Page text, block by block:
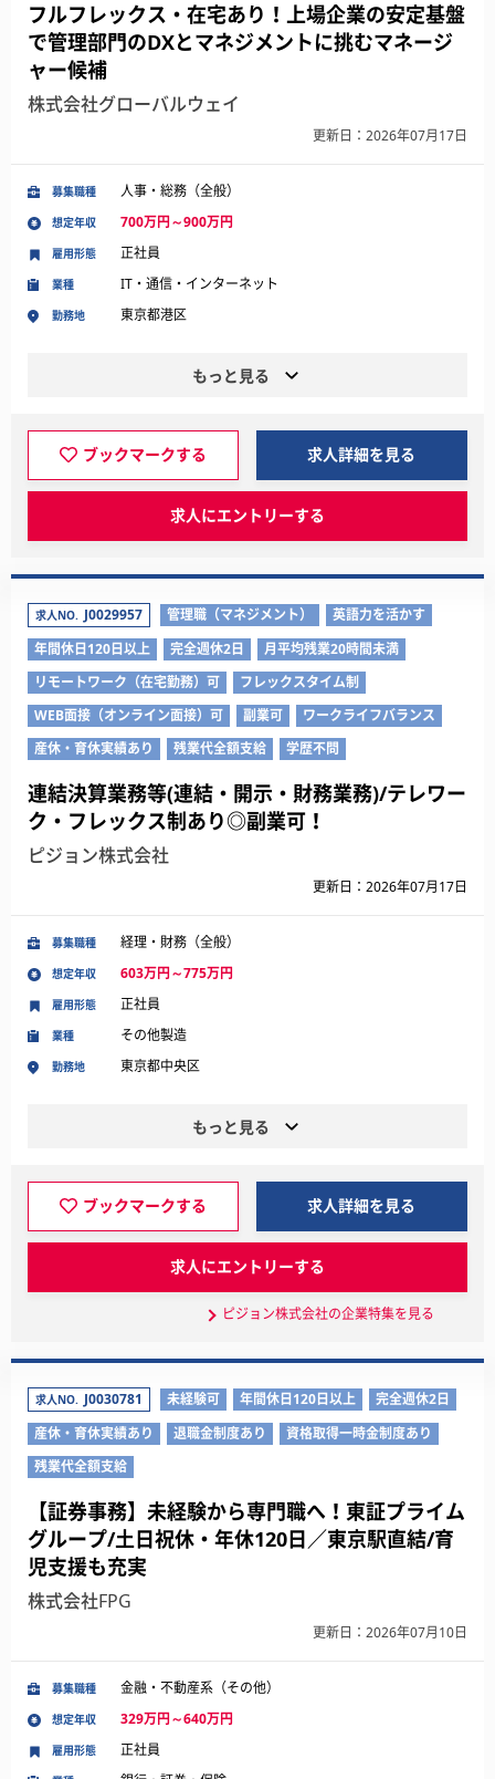
フルフレックス・在宅あり！上場企業の安定基盤
で管理部門のDXとマネジメントに挑むマネージ
ャー候補
株式会社グローバルウェイ
更新日：2026年07月17日
募集職種 人事・総務（全般）
想定年収 700万円～900万円
業種 IT・通信・インターネット
勤務地 東京都港区
雇用形態 正社員
もっと見る
ブックマークする 求人詳細を見る
求人にエントリーする
求人NO. J0029957 管理職（マネジメント）
英語力を活かす
年間休日120日以上
完全週休2日
月平均残業20時間未満
リモートワーク（在宅勤務）可
フレックスタイム制
WEB面接（オンライン面接）可
副業可
ワークライフバランス
産休・育休実績あり
残業代全額支給 学歴不問
連結決算業務等(連結・開示・財務業務)/テレワー
ク・フレックス制あり◎副業可！
ピジョン株式会社
更新日：2026年07月17日
募集職種 経理・財務（全般）
想定年収 603万円～775万円
業種 その他製造
勤務地 東京都中央区
雇用形態 正社員
もっと見る
ブックマークする 求人詳細を見る
求人にエントリーする
ピジョン株式会社の企業特集を見る
求人NO. J0030781 未経験可 年間休日120日以上
完全週休2日
産休・育休実績あり
退職金制度あり
資格取得一時金制度あり
残業代全額支給
【証券事務】未経験から専門職へ！東証プライム
グループ/土日祝休・年休120日／東京駅直結/育
児支援も充実
株式会社FPG
更新日：2026年07月10日
募集職種 金融・不動産系（その他）
想定年収 329万円～640万円
雇用形態 正社員